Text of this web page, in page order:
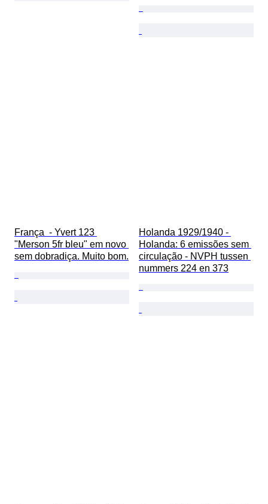
França  - Yvert 123
"Merson 5fr bleu" em novo
sem dobradiça. Muito bom.
Holanda 1929/1940 -
Holanda: 6 emissões sem
circulação - NVPH tussen
nummers 224 en 373